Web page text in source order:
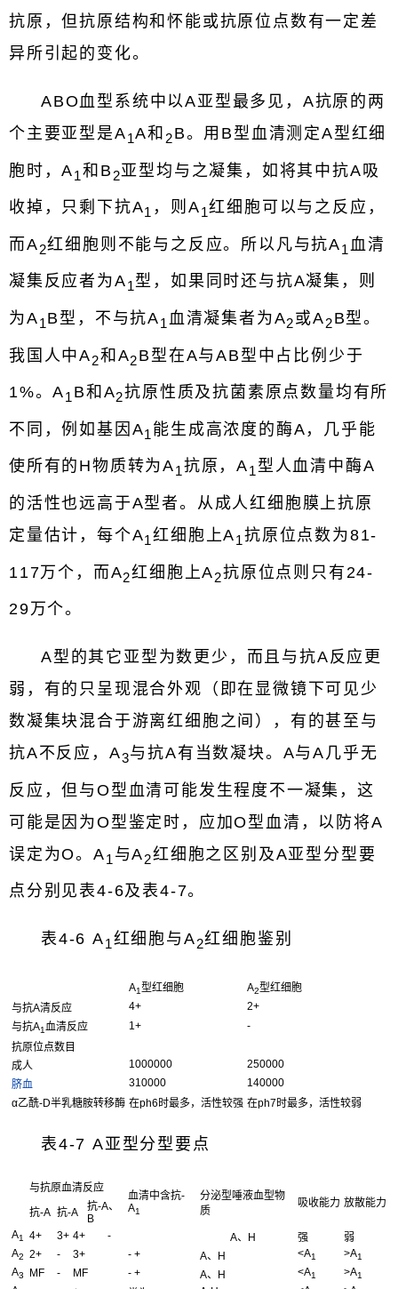
抗原，但抗原结构和怀能或抗原位点数有一定差
异所引起的变化。
ABO血型系统中以A亚型最多见，A抗原的两
个主要亚型是A1A和 2B。用B型血清测定A型红细
胞时，A1和B 2亚型均与之凝集，如将其中抗A吸
收掉，只剩下抗A1 ，则A1红细胞可以与之反应，
而A2红细胞则不能与之反应。所以凡与抗A1 血清
凝集反应者为A1型，如果同时还与抗A凝集，则
为A1B型，不与抗A1 血清凝集者为A2或A2B型。
我国人中A2和A2B型在A与AB型中占比例少于
1%。A1 B和A2抗原性质及抗菌素原点数量均有所
不同，例如基因A1 能生成高浓度的酶A，几乎能
使所有的H物质转为A1抗原，A1 型人血清中酶A
的活性也远高于A型者。从成人红细胞膜上抗原
定量估计，每个A1红细胞上A1抗原位点数为81-
117万个，而A2红细胞上A2抗原位点则只有24-
29万个。
A型的其它亚型为数更少，而且与抗A反应更
弱，有的只呈现混合外观（即在显微镜下可见少
数凝集块混合于游离红细胞之间），有的甚至与
抗A不反应，A3与抗A有当数凝块。A与A几乎无
反应，但与O型血清可能发生程度不一凝集，这
可能是因为O型鉴定时，应加O型血清，以防将A
误定为O。A1 与A2红细胞之区别及A亚型分型要
点分别见表4-6及表4-7。
表4-6 A1红细胞与A2红细胞鉴别
A1型红细胞 A2型红细胞
与抗A清反应
4+
2+
与抗A1血清反应 1+
-
抗原位点数目
成人
1000000
250000
脐血
310000
140000
α乙酰-D半乳糖胺转移酶 在ph6时最多，活性较强 在ph7时最多，活性较弱
表4-7 A亚型分型要点
与抗原血清反应
血清中含抗-
A1
分泌型唾液血型物
质
吸收能力 放散能力
抗-A 抗-A
抗-A、
B
A1 4+ 3+ 4+ - A、H 强
弱
A2 2+ - 3+ - + A、H <A1 >A1
A3 MF - MF - + A、H <A1 >A1